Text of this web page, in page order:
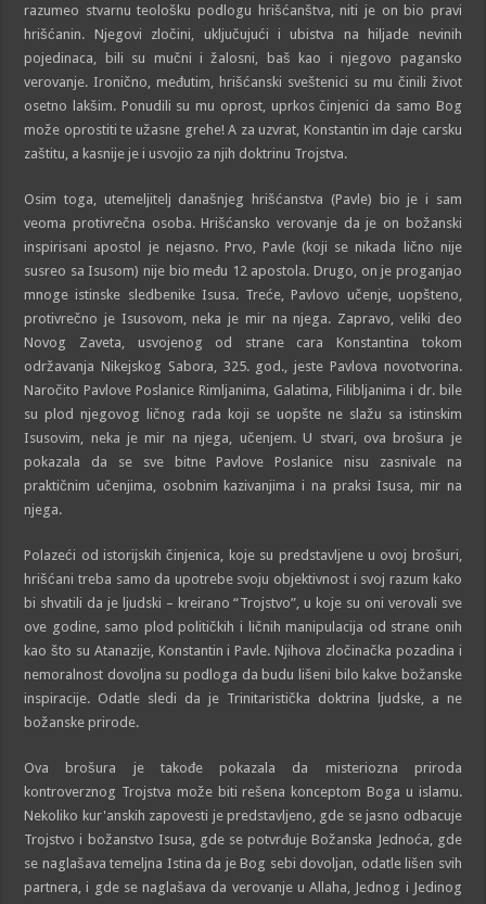
razumeo stvarnu teološku podlogu hrišćanštva, niti je on bio pravi
hrišćanin. Njegovi zločini, uključujući i ubistva na hiljade nevinih
pojedinaca, bili su mučni i žalosni, baš kao i njegovo pagansko
verovanje. Ironično, međutim, hrišćanski sveštenici su mu činili život
osetno lakšim. Ponudili su mu oprost, uprkos činjenici da samo Bog
može oprostiti te užasne grehe! A za uzvrat, Konstantin im daje carsku
zaštitu, a kasnije je i usvojio za njih doktrinu Trojstva.
Osim toga, utemeljitelj današnjeg hrišćanstva (Pavle) bio je i sam
veoma protivrečna osoba. Hrišćansko verovanje da je on božanski
inspirisani apostol je nejasno. Prvo, Pavle (koji se nikada lično nije
susreo sa Isusom) nije bio među 12 apostola. Drugo, on je proganjao
mnoge istinske sledbenike Isusa. Treće, Pavlovo učenje, uopšteno,
protivrečno je Isusovom, neka je mir na njega. Zapravo, veliki deo
Novog Zaveta, usvojenog od strane cara Konstantina tokom
održavanja Nikejskog Sabora, 325. god., jeste Pavlova novotvorina.
Naročito Pavlove Poslanice Rimljanima, Galatima, Filibljanima i dr. bile
su plod njegovog ličnog rada koji se uopšte ne slažu sa istinskim
Isusovim, neka je mir na njega, učenjem. U stvari, ova brošura je
pokazala da se sve bitne Pavlove Poslanice nisu zasnivale na
praktičnim učenjima, osobnim kazivanjima i na praksi Isusa, mir na
njega.
Polazeći od istorijskih činjenica, koje su predstavljene u ovoj brošuri,
hrišćani treba samo da upotrebe svoju objektivnost i svoj razum kako
bi shvatili da je ljudski – kreirano “Trojstvo”, u koje su oni verovali sve
ove godine, samo plod političkih i ličnih manipulacija od strane onih
kao što su Atanazije, Konstantin i Pavle. Njihova zločinačka pozadina i
nemoralnost dovoljna su podloga da budu lišeni bilo kakve božanske
inspiracije. Odatle sledi da je Trinitaristička doktrina ljudske, a ne
božanske prirode.
Ova brošura je takođe pokazala da misteriozna priroda
kontroverznog Trojstva može biti rešena konceptom Boga u islamu.
Nekoliko kur'anskih zapovesti je predstavljeno, gde se jasno odbacuje
Trojstvo i božanstvo Isusa, gde se potvrđuje Božanska Jednoća, gde
se naglašava temeljna Istina da je Bog sebi dovoljan, odatle lišen svih
partnera, i gde se naglašava da verovanje u Allaha, Jednog i Jedinog